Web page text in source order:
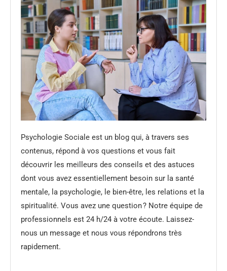
Psychologie Sociale est un blog qui, à travers ses
contenus, répond à vos questions et vous fait
découvrir les meilleurs des conseils et des astuces
dont vous avez essentiellement besoin sur la santé
mentale, la psychologie, le bien-être, les relations et la
spiritualité. Vous avez une question ? Notre équipe de
professionnels est 24 h/24 à votre écoute. Laissez-
nous un message et nous vous répondrons très
rapidement.